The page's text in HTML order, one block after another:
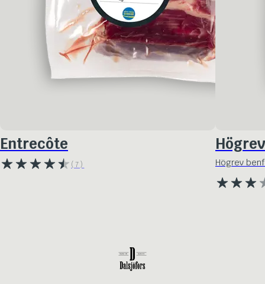
Entrecôte
(7)
Högrev
Högrev